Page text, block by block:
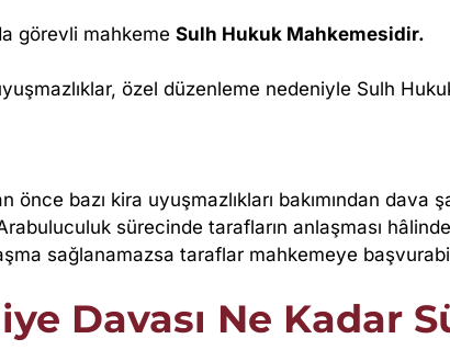
görevli mahkeme Sulh Hukuk Mahkemesidir.
özel düzenleme nedeniyle Sulh
önce bazı kira uyuşmazlıkları bakımından dava
sürecinde tarafların anlaşması
sağlanamazsa taraflar mahkemeye
Davası Ne Kadar